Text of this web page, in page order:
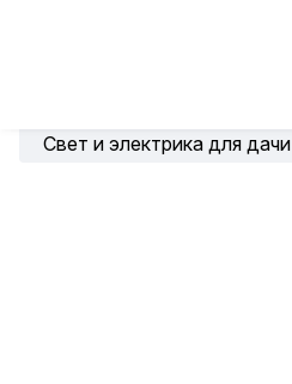
Свет и электрика для дачи